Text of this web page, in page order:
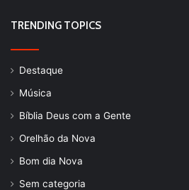
TRENDING TOPICS
Destaque
Música
Bíblia Deus com a Gente
Orelhão da Nova
Bom dia Nova
Sem categoria